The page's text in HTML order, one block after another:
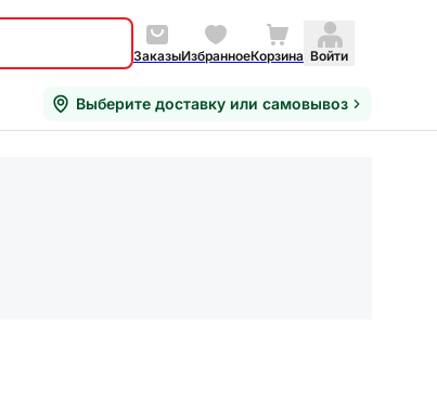
ЗаказыИзбранноеКорзина Войти
Выберите доставку или самовывоз